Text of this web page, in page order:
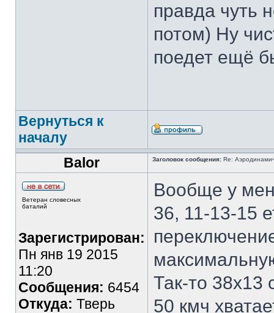
правда чуть
потом) Ну
поедет ещё
Вернуться к
началу
Balor
Заголовок сообщения: Re:
Ветеран словесных
баталий
Зарегистрирован:
Пн янв 19 2015
11:20
Сообщения: 6454
Откуда: Тверь
Вообще у
36, 11-13-15
Так-то 38х13
50 кмч